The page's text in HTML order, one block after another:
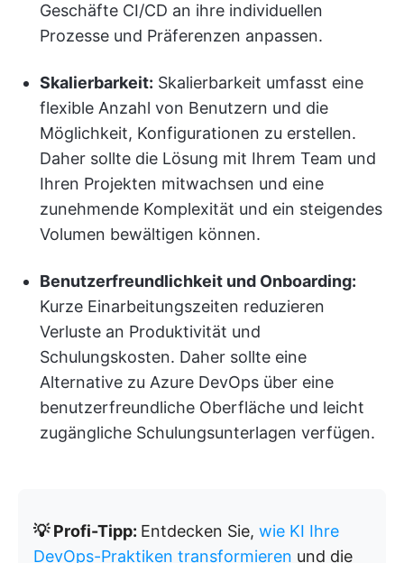
Geschäfte CI/CD an ihre individuellen
Prozesse und Präferenzen anpassen.
Skalierbarkeit: Skalierbarkeit umfasst eine
flexible Anzahl von Benutzern und die
Möglichkeit, Konfigurationen zu erstellen.
Daher sollte die Lösung mit Ihrem Team und
Ihren Projekten mitwachsen und eine
zunehmende Komplexität und ein steigendes
Volumen bewältigen können.
Benutzerfreundlichkeit und Onboarding:
Kurze Einarbeitungszeiten reduzieren
Verluste an Produktivität und
Schulungskosten. Daher sollte eine
Alternative zu Azure DevOps über eine
benutzerfreundliche Oberfläche und leicht
zugängliche Schulungsunterlagen verfügen.
💡 Profi-Tipp: Entdecken Sie, wie KI Ihre
DevOps-Praktiken transformieren und die